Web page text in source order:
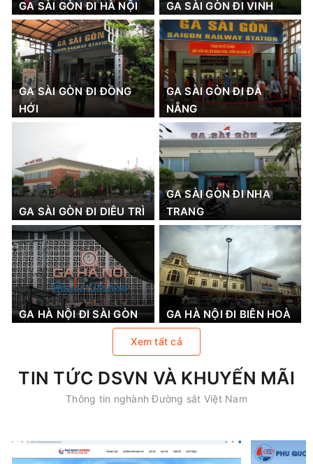
GA SÀI GÒN ĐI HÀ NỘI GA SÀI GÒN ĐI VINH
GA SÀI GÒN ĐI ĐỒNG
HỚI
GA SÀI GÒN ĐI ĐÀ
NẴNG
GA SÀI GÒN ĐI DIÊU TRÌ
GA SÀI GÒN ĐI NHA
TRANG
GA HÀ NỘI ĐI SÀI GÒN GA HÀ NỘI ĐI BIÊN HOÀ
Xem tất cả
TIN TỨC DSVN VÀ KHUYẾN MÃI
Thông tin nghành Đường sắt Việt Nam